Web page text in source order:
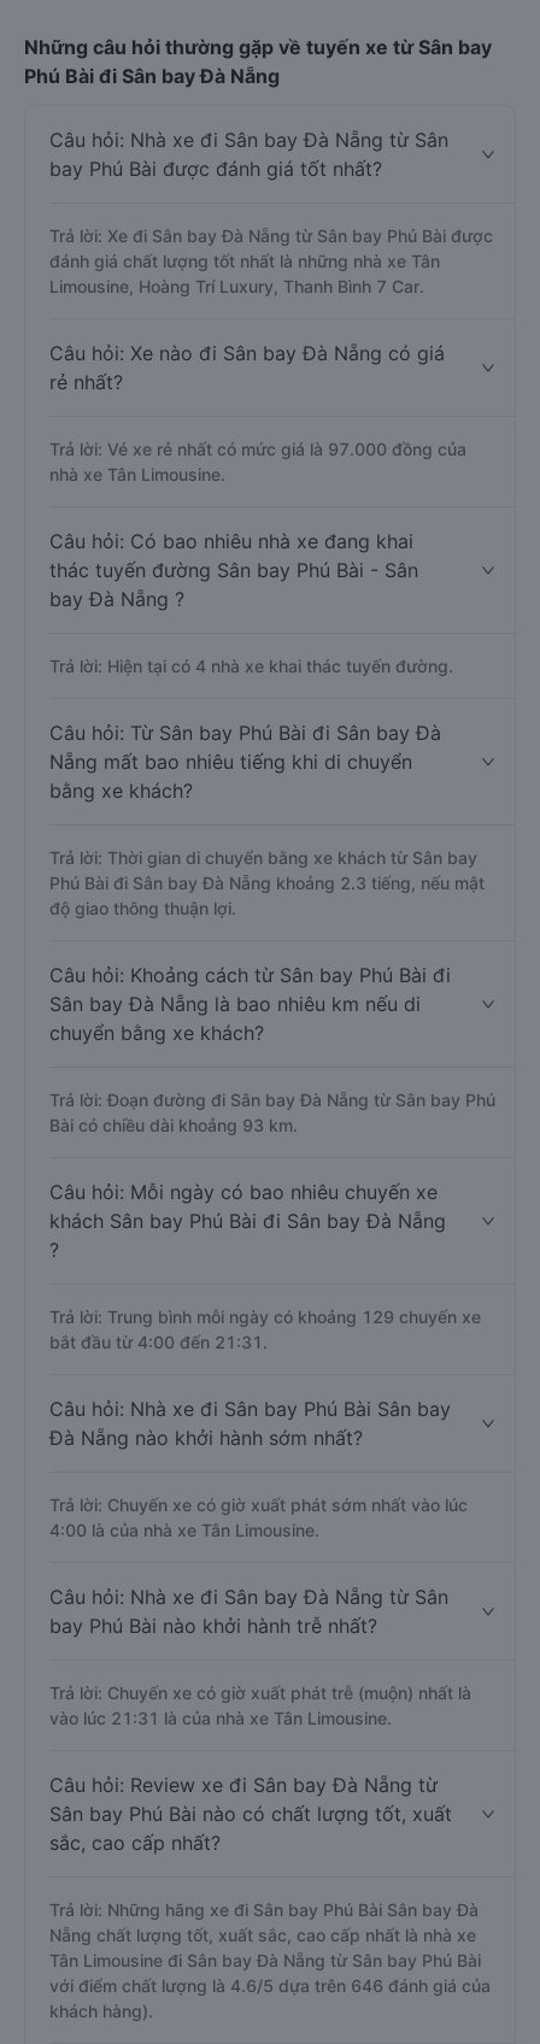
Những câu hỏi thường gặp về tuyến xe từ Sân bay
Phú Bài đi Sân bay Đà Nẵng
Câu hỏi: Nhà xe đi Sân bay Đà Nẵng từ Sân
bay Phú Bài được đánh giá tốt nhất?
Trả lời: Xe đi Sân bay Đà Nẵng từ Sân bay Phú Bài được
đánh giá chất lượng tốt nhất là những nhà xe Tân
Limousine, Hoàng Trí Luxury, Thanh Bình 7 Car.
Câu hỏi: Xe nào đi Sân bay Đà Nẵng có giá
rẻ nhất?
Trả lời: Vé xe rẻ nhất có mức giá là 97.000 đồng của
nhà xe Tân Limousine.
Câu hỏi: Có bao nhiêu nhà xe đang khai
thác tuyến đường Sân bay Phú Bài - Sân
bay Đà Nẵng ?
Trả lời: Hiện tại có 4 nhà xe khai thác tuyến đường.
Câu hỏi: Từ Sân bay Phú Bài đi Sân bay Đà
Nẵng mất bao nhiêu tiếng khi di chuyển
bằng xe khách?
Trả lời: Thời gian di chuyển bằng xe khách từ Sân bay
Phú Bài đi Sân bay Đà Nẵng khoảng 2.3 tiếng, nếu mật
độ giao thông thuận lợi.
Câu hỏi: Khoảng cách từ Sân bay Phú Bài đi
Sân bay Đà Nẵng là bao nhiêu km nếu di
chuyển bằng xe khách?
Trả lời: Đoạn đường đi Sân bay Đà Nẵng từ Sân bay Phú
Bài có chiều dài khoảng 93 km.
Câu hỏi: Mỗi ngày có bao nhiêu chuyến xe
khách Sân bay Phú Bài đi Sân bay Đà Nẵng
?
Trả lời: Trung bình mỗi ngày có khoảng 129 chuyến xe
bắt đầu từ 4:00 đến 21:31.
Câu hỏi: Nhà xe đi Sân bay Phú Bài Sân bay
Đà Nẵng nào khởi hành sớm nhất?
Trả lời: Chuyến xe có giờ xuất phát sớm nhất vào lúc
4:00 là của nhà xe Tân Limousine.
Câu hỏi: Nhà xe đi Sân bay Đà Nẵng từ Sân
bay Phú Bài nào khởi hành trễ nhất?
Trả lời: Chuyến xe có giờ xuất phát trễ (muộn) nhất là
vào lúc 21:31 là của nhà xe Tân Limousine.
Câu hỏi: Review xe đi Sân bay Đà Nẵng từ
Sân bay Phú Bài nào có chất lượng tốt, xuất
sắc, cao cấp nhất?
Trả lời: Những hãng xe đi Sân bay Phú Bài Sân bay Đà
Nẵng chất lượng tốt, xuất sắc, cao cấp nhất là nhà xe
Tân Limousine đi Sân bay Đà Nẵng từ Sân bay Phú Bài
với điểm chất lượng là 4.6/5 dựa trên 646 đánh giá của
khách hàng).